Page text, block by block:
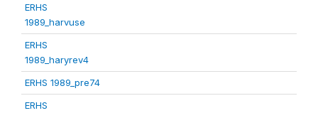
ERHS
1989_harvuse
ERHS
1989_haryrev4
ERHS 1989_pre74
ERHS